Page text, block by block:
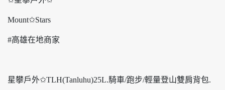
Mount✩Stars
#高雄在地商家
星攀戶外✩TLH(Tanluhu)25L.騎車/跑步/輕量登山雙肩背包.